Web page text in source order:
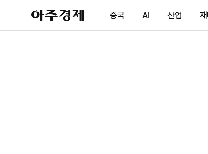
아
주
제
중국 AI 산업